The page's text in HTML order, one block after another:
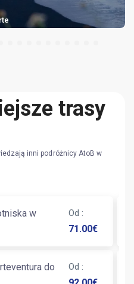
trasy
inni podróżnicy AtoB w
w
Od :
71.00€
do
Od :